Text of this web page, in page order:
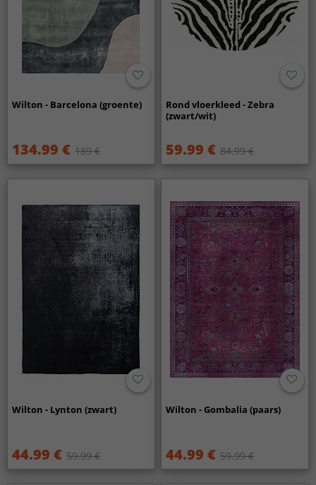
Wilton - Barcelona (groente)
134.99 € 189 €
Rond vloerkleed - Zebra
(zwart/wit)
59.99 € 84.99 €
Wilton - Lynton (zwart)
44.99 € 59.99 €
Wilton - Gombalia (paars)
44.99 € 59.99 €